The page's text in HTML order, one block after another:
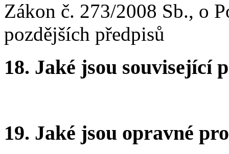
Zákon č. 273/2008 Sb., o
pozdějších předpisů
18. Jaké jsou související
19. Jaké jsou opravné